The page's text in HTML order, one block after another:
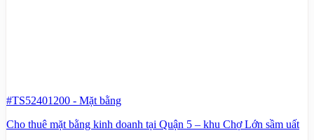
#TS52401200 - Mặt bằng
Cho thuê mặt bằng kinh doanh tại Quận 5 – khu Chợ Lớn sầm uất